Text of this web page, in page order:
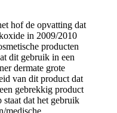
hof de opvatting dat
in 2009/2010
producten
dit gebruik in een
dermate grote
van dit product dat
gebrekkig product
dat het gebruik